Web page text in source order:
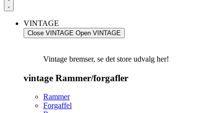
VINTAGE
Close VINTAGE Open VINTAGE
Vintage bremser, se det store udvalg her!
vintage Rammer/forgafler
Rammer
Forgaffel